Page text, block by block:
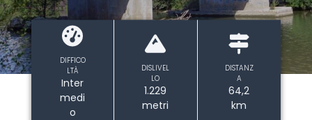
DIFFICO
LTÀ
Inter
medi
o
DISLIVEL
LO
1.229
metri
DISTANZ
A
64,2
km